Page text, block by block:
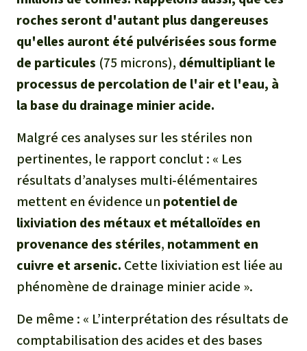
roches seront d'autant plus dangereuses
qu'elles auront été pulvérisées sous forme
de particules (75 microns), démultipliant le
processus de percolation de l'air et l'eau, à
la base du drainage minier acide.
Malgré ces analyses sur les stériles non
pertinentes, le rapport conclut : « Les
résultats d’analyses multi-élémentaires
mettent en évidence un potentiel de
lixiviation des métaux et métalloïdes en
provenance des stériles, notamment en
cuivre et arsenic. Cette lixiviation est liée au
phénomène de drainage minier acide ».
De même : « L’interprétation des résultats de
comptabilisation des acides et des bases